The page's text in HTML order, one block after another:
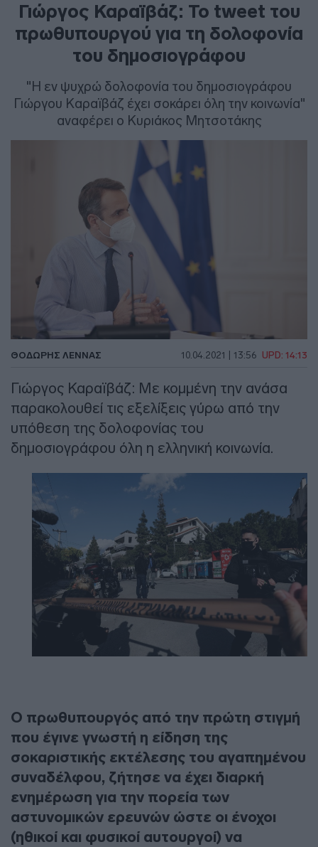
Γιώργος Καραϊβάζ: Το tweet του
πρωθυπουργού για τη δολοφονία
του δημοσιογράφου
"Η εν ψυχρώ δολοφονία του δημοσιογράφου
Γιώργου Καραϊβάζ έχει σοκάρει όλη την κοινωνία"
αναφέρει ο Κυριάκος Μητσοτάκης
ΘΟΔΩΡΉΣ ΛΈΝΝΑΣ 10.04.2021 | 13:56 UPD: 14:13
Γιώργος Καραϊβάζ: Με κομμένη την ανάσα
παρακολουθεί τις εξελίξεις γύρω από την
υπόθεση της δολοφονίας του
δημοσιογράφου όλη η ελληνική κοινωνία.
Ο πρωθυπουργός από την πρώτη στιγμή
που έγινε γνωστή η είδηση της
σοκαριστικής εκτέλεσης του αγαπημένου
συναδέλφου, ζήτησε να έχει διαρκή
ενημέρωση για την πορεία των
αστυνομικών ερευνών ώστε οι ένοχοι
(ηθικοί και φυσικοί αυτουργοί) να